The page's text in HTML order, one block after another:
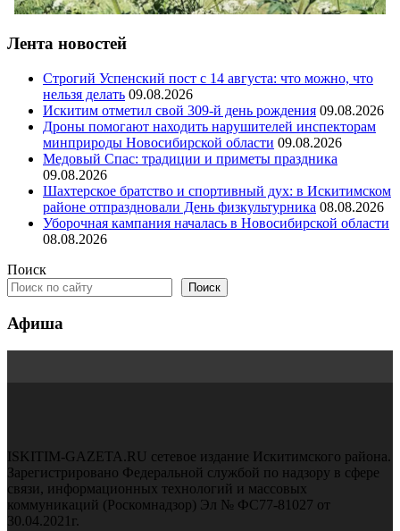
Лента новостей
Строгий Успенский пост с 14 августа: что можно, что
нельзя делать 09.08.2026
Искитим отметил свой 309-й день рождения 09.08.2026
Дроны помогают находить нарушителей инспекторам
минприроды Новосибирской области 09.08.2026
Медовый Спас: традиции и приметы праздника
09.08.2026
Шахтерское братство и спортивный дух: в Искитимском
районе отпраздновали День физкультурника 08.08.2026
Уборочная кампания началась в Новосибирской области
08.08.2026
Поиск
Поиск
Афиша
ISKITIM-GAZETA.RU сетевое издание Искитимского района.
Зарегистрировано Федеральной службой по надзору в сфере
связи, информационных технологий и массовых
коммуникаций (Роскомнадзор) Эл № ФС77-81027 от
30.04.2021г.